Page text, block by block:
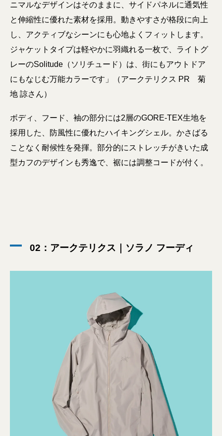
ニマルなデザインはそのままに、サイドパネルに通気性
と伸縮性に優れた素材を採用。動きやすさが格段に向上
し、アクティブなシーンにも心地よくフィットします。
ジャケットタイプは軽やかに羽織れる一枚で、ライトグ
レーのSolitude（ソリチュード）は、街にもアウトドア
にもなじむ万能カラーです」（アークテリクス PR 菊
地 諒さん）
ボディ、フード、袖の部分には2層のGORE-TEX生地を
採用した、防風性に優れたハイキングシェル。かさばる
ことなく耐候性を発揮。部分的にストレッチがきいた成
型カフのデザインも秀逸で、裾には調整コードが付く。
02：アークテリクス｜ソラノ フーディ